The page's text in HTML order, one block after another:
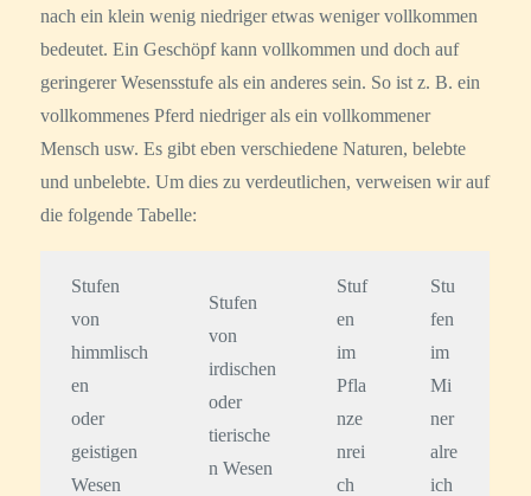
nach ein klein wenig niedriger etwas weniger vollkommen
bedeutet. Ein Geschöpf kann vollkommen und doch auf
geringerer Wesensstufe als ein anderes sein. So ist z. B. ein
vollkommenes Pferd niedriger als ein vollkommener
Mensch usw. Es gibt eben verschiedene Naturen, belebte
und unbelebte. Um dies zu verdeutlichen, verweisen wir auf
die folgende Tabelle:
Stufen
von
himmlisch
en
oder
geistigen
Wesen
Stufen
von
irdischen
oder
tierische
n Wesen
Stuf
en
im
Pfla
nze
nrei
ch
Stu
fen
im
Mi
ner
alre
ich